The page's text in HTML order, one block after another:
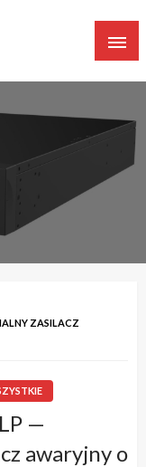
ZASILACZ
—
awaryjny o